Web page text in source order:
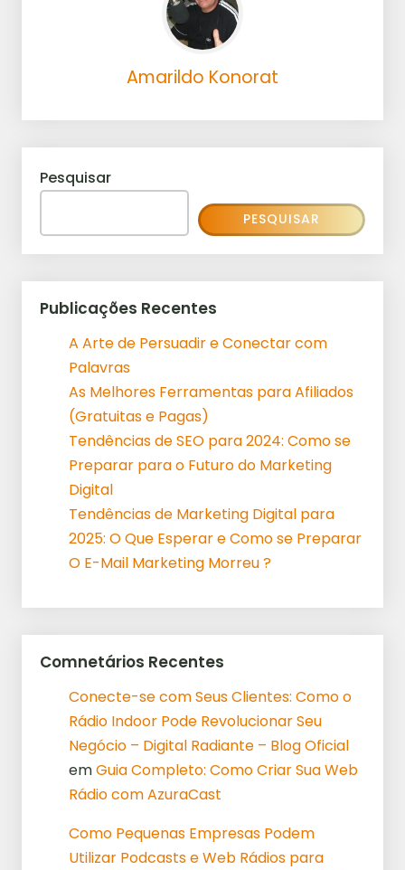
Amarildo Konorat
Pesquisar
PESQUISAR
Publicações Recentes
A Arte de Persuadir e Conectar com
Palavras
As Melhores Ferramentas para Afiliados
(Gratuitas e Pagas)
Tendências de SEO para 2024: Como se
Preparar para o Futuro do Marketing
Digital
Tendências de Marketing Digital para
2025: O Que Esperar e Como se Preparar
O E-Mail Marketing Morreu ?
Comnetários Recentes
Conecte-se com Seus Clientes: Como o
Rádio Indoor Pode Revolucionar Seu
Negócio – Digital Radiante – Blog Oficial
emGuia Completo: Como Criar Sua Web
Rádio com AzuraCast
Como Pequenas Empresas Podem
Utilizar Podcasts e Web Rádios para